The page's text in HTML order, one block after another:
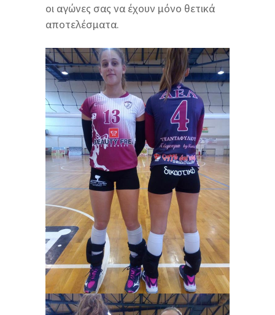
οι αγώνες σας να έχουν μόνο θετικά
αποτελέσματα.